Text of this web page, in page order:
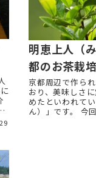
明恵上人（
都のお茶栽
京都周辺で作ら
おり、美味しさ
めたといわれて
ん）」です。 今